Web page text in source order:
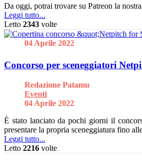
Da oggi, potrai trovare su Patreon la
Leggi tutto...
Letto 2343 volte
04 Aprile 2022
Concorso per sceneggiatori
Redazione Patamu
Eventi
04 Aprile 2022
È stato lanciato da pochi giorni il
presentare la propria sceneggiatura fino
Leggi tutto...
Letto 2216 volte